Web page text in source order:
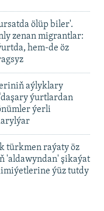
ölüp biler'.
zenan migrantlar:
hem-de öz
aýlyklary
ýurtlardan
ýerli
türkmen raýaty öz
'aldawyndan' şikaýat
ýüz tutdy